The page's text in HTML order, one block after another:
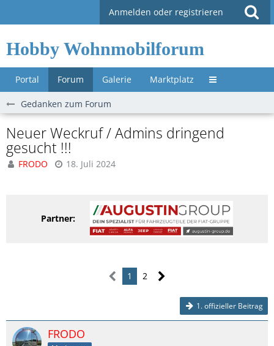
Anmelden oder registrieren
Hobby Wohnmobilforum
Portal Forum Galerie Marktplatz Untermenü »
Gedanken zum Forum
Neuer Weckruf / Admins dringend
gesucht !!!
FRODO 18. Juli 2024
Partner:
1 2
1. offizieller Beitrag
FRODO